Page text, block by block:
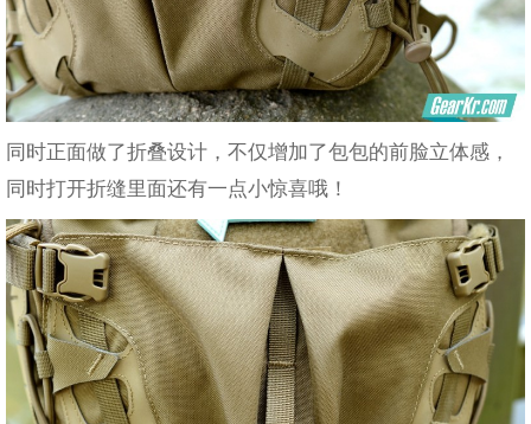
同时正面做了折叠设计，不仅增加了包包的前脸立体感，
同时打开折缝里面还有一点小惊喜哦！